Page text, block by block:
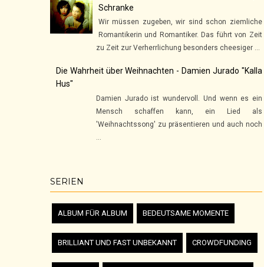
Schranke
Wir müssen zugeben, wir sind schon ziemliche
Romantikerin und Romantiker. Das führt von Zeit
zu Zeit zur Verherrlichung besonders cheesiger ...
Die Wahrheit über Weihnachten - Damien Jurado "Kalla
Hus"
Damien Jurado ist wundervoll. Und wenn es ein
Mensch schaffen kann, ein Lied als
'Weihnachtssong' zu präsentieren und auch noch
...
SERIEN
ALBUM FÜR ALBUM BEDEUTSAME MOMENTE
BRILLIANT UND FAST UNBEKANNT CROWDFUNDING